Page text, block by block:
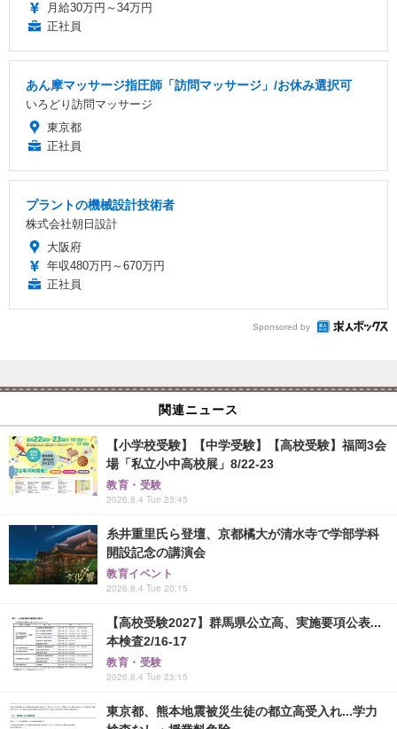
月給30万円～34万円
正社員
あん摩マッサージ指圧師「訪問マッサージ」/お休み選択可
いろどり訪問マッサージ
東京都
正社員
プラントの機械設計技術者
株式会社朝日設計
大阪府
年収480万円～670万円
正社員
Sponsored by
関連ニュース
【小学校受験】【中学受験】【高校受験】福岡3会
場「私立小中高校展」8/22-23
教育・受験
2026.8.4 Tue 23:45
糸井重里氏ら登壇、京都橘大が清水寺で学部学科
開設記念の講演会
教育イベント
2026.8.4 Tue 20:15
【高校受験2027】群馬県公立高、実施要項公表...
本検査2/16-17
教育・受験
2026.8.4 Tue 23:15
東京都、熊本地震被災生徒の都立高受入れ...学力